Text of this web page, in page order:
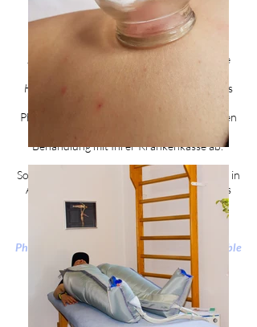
Unsere Leistungen können abgerechnet
werden über die
gesetzlichenundprivaten
Krankenversicherungen,
, sowie
Berufsgenossenschaften
Heilpraktikerinnen
haben wir das Privileg des
Direktzugangs
Physiotherapie und Osteopathie. Bitte klären
Sie eine Kostenübernahme vor der ersten
Behandlung mit Ihrer Krankenkasse ab.
Sollte es Ihr Wunsch sein unsere Leistungen in
Anspruch zu nehmen, kontaktieren Sie uns
gerne über die unten genannten Medien.
Das Team der
Physiotherapie & Osteopathie Bauer & Schaible
GbR
freut sich auf Sie!